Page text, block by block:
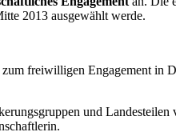
2013 ausgewählt werde.
zum freiwilligen Engagement in
und Landesteilen